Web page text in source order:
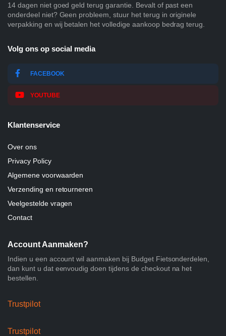
14 dagen niet goed geld terug garantie. Bevalt of past een
onderdeel niet? Geen probleem, stuur het terug in originele
verpakking en wij betalen het volledige aankoop bedrag terug.
Volg ons op social media
FACEBOOK
YOUTUBE
Klantenservice
Over ons
Privacy Policy
Algemene voorwaarden
Verzending en retourneren
Veelgestelde vragen
Contact
Account Aanmaken?
Indien u een account wil aanmaken bij Budget Fietsonderdelen,
dan kunt u dat eenvoudig doen tijdens de checkout na het
bestellen.
Trustpilot
Trustpilot